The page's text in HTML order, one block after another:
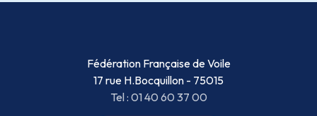
Fédération Française de Voile
17 rue H.Bocquillon - 75015
Tel : 01 40 60 37 00